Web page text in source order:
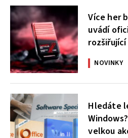
Více her
uvádí
X|S
NOVINKY
Hledáte
velkou